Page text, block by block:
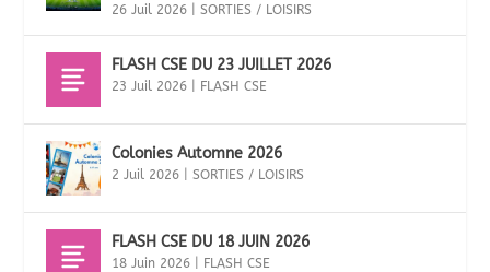
26 Juil 2026 |SORTIES / LOISIRS
FLASH CSE DU 23 JUILLET 2026
23 Juil 2026 FLASH CSE
Colonies Automne 2026
2 Juil 2026 |SORTIES / LOISIRS
FLASH CSE DU 18 JUIN 2026
18 Juin 2026 FLASH CSE